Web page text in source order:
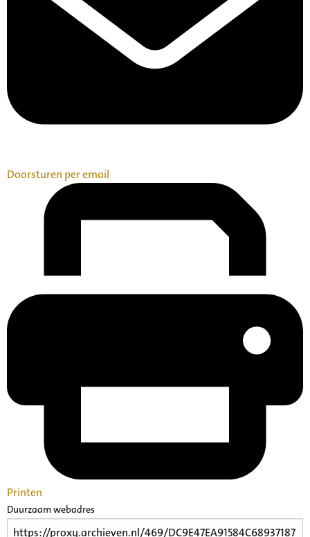
Doorsturen per email
Printen
Duurzaam webadres